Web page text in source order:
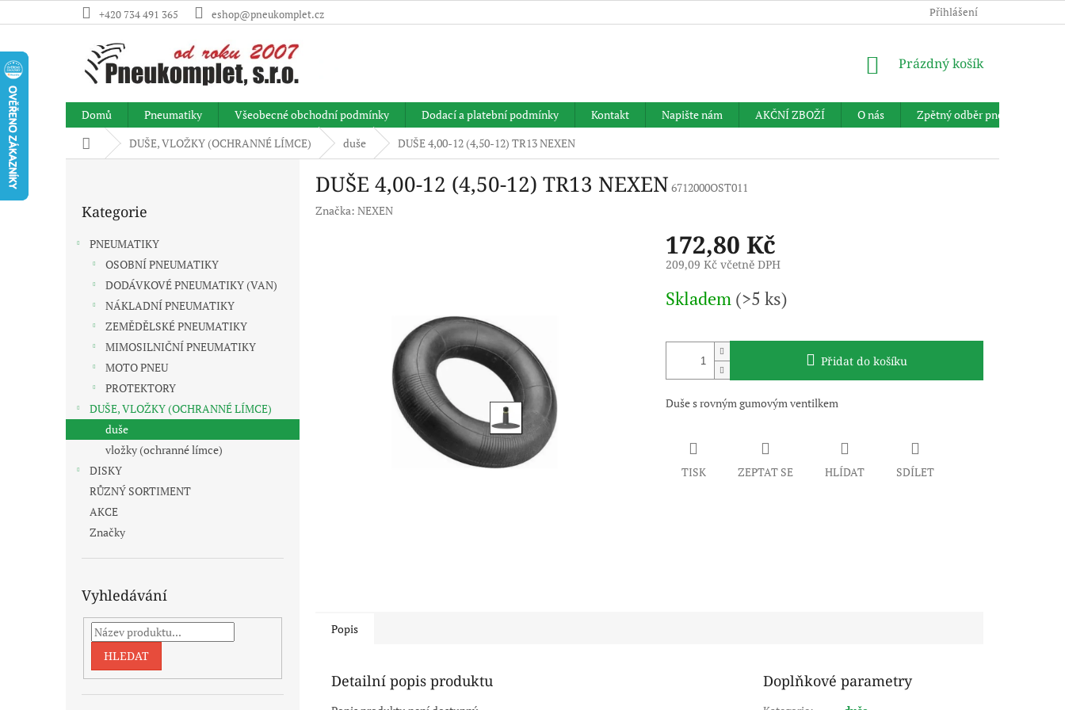
na
+420 734 491 365 eshop@pneukomplet.cz Přihlášení
NÁKUPNÍ
Prázdný košík
Domů Pneumatiky Všeobecné obchodní podmínky Dodací a platební podmínky Kontakt Napište nám AKČNÍ ZBOŽÍ O nás
Zpětný odběr pneumatik
Domů DUŠE, VLOŽKY (OCHRANNÉ LÍMCE) duše DUŠE 4,00-12 (4,50-12) TR13 NEXEN
kategorie
Kategorie
PNEUMATIKY
OSOBNÍ PNEUMATIKY
DODÁVKOVÉ PNEUMATIKY (VAN)
NÁKLADNÍ PNEUMATIKY
ZEMĚDĚLSKÉ PNEUMATIKY
MIMOSILNIČNÍ PNEUMATIKY
MOTO PNEU
PROTEKTORY
DUŠE, VLOŽKY (OCHRANNÉ LÍMCE)
duše
vložky (ochranné límce)
DISKY
RŮZNÝ SORTIMENT
AKCE
Značky
Vyhledávání
HLEDAT
DUŠE 4,00-12 (4,50-12) TR13 NEXEN 6712000OST011
Značka: NEXEN
172,80 Kč
209,09 Kč včetně DPH
cena:
Skladem (>5 ks)
Přidat do košíku
Duše s rovným gumovým ventilkem
TISK ZEPTAT SE HLÍDAT SDÍLET
Popis
Detailní popis produktu Doplňkové parametry